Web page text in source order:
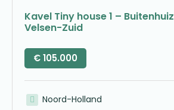
Kavel Tiny house 1 –
Velsen-Zuid
€105.000
Noord-Holland